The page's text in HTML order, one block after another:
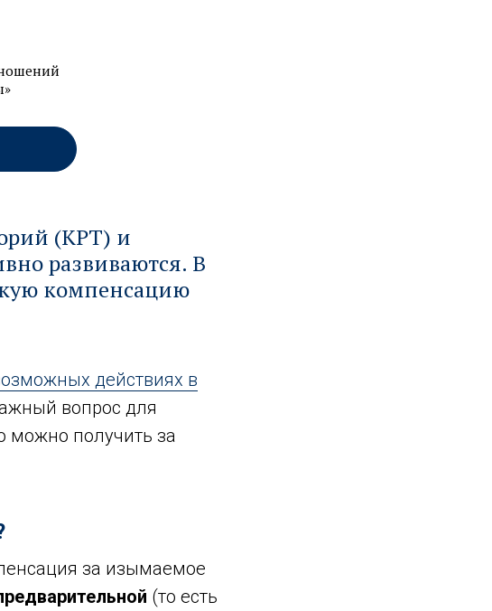
(КРТ) и
развиваются. В
компенсацию
действиях в
вопрос для
можно получить за
за изымаемое
(то есть